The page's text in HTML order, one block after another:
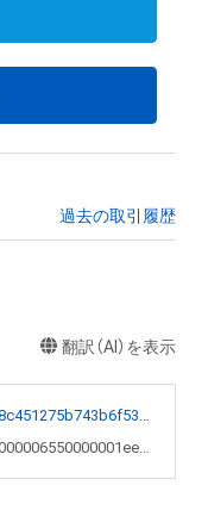
過去の取引履歴
翻訳（AI）を表示
0x000000000001000006550000001ee3d5